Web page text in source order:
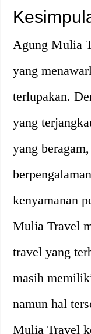
Agung Mulia
yang
terlupakan.
yang
yang
kenyamanan
Mulia Travel
travel yang
masih
namun hal
Mulia Travel